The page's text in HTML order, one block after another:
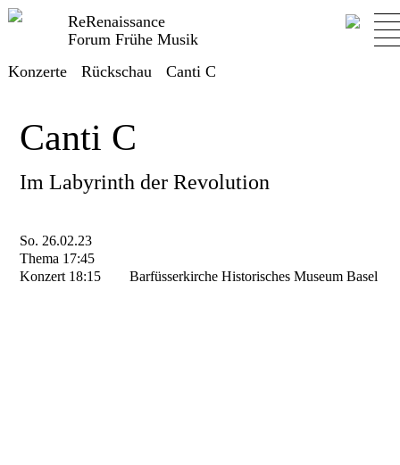
ReRenaissance
Forum Frühe Musik
Konzerte
Rückschau Canti C
Canti C
Im Labyrinth der Revolution
So. 26.02.23
Thema 17:45
Konzert 18:15
Barfüsserkirche Historisches Museum Basel